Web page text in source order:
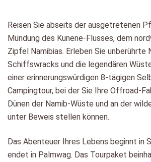
Reisen Sie abseits der ausgetretenen
Mündung des Kunene-Flusses, dem
Zipfel Namibias. Erleben Sie unberührte
Schiffswracks und die legendären
einer erinnerungswürdigen 8-tägigen
Campingtour, bei der Sie Ihre Offroad-
Dünen der Namib-Wüste und an der
unter Beweis stellen können.
Das Abenteuer Ihres Lebens beginnt in
endet in Palmwag. Das Tourpaket